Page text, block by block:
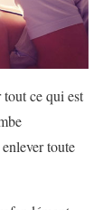
ce qui est
toute